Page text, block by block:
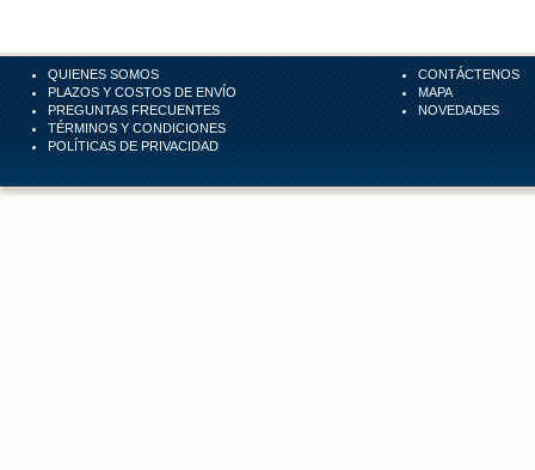
QUIENES SOMOS
PLAZOS Y COSTOS DE ENVÍO
PREGUNTAS FRECUENTES
TÉRMINOS Y CONDICIONES
POLÍTICAS DE PRIVACIDAD
CONTÁCTENOS
MAPA
NOVEDADES